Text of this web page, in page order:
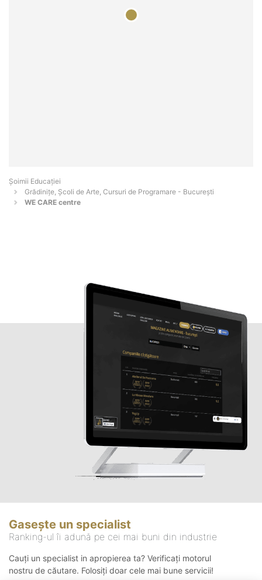
Șoimii Educației
Grădinițe, Școli de Arte, Cursuri de Programare - Bucureşti
WE CARE centre
Gasește un specialist
Ranking-ul îi adună pe cei mai buni din industrie
Cauți un specialist in apropierea ta? Verificați motorul
nostru de căutare. Folosiți doar cele mai bune servicii!